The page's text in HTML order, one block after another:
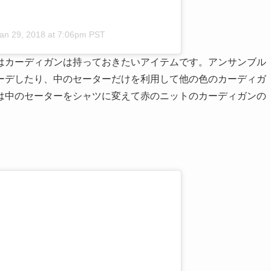
29, 2018 at 7:06pm PST
ーディガンは持っておきたいアイテムです。アンサンブル
したり、中のセーターだけを利用して他の色のカーディガ
のセーターをシャツに変えて赤のニットのカーディガンの